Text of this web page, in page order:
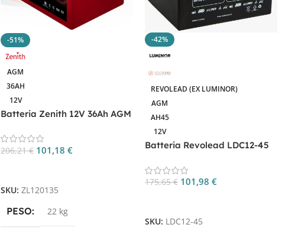
-51%
AGM
36AH
12V
Batteria Zenith 12V 36Ah AGM
206,21€ 101,18€
SKU:ZL120135
PESO 22 kg
-42%
REVOLEAD (EX LUMINOR)
AGM
AH45
12V
Batteria Revolead LDC12-45
175,65€ 101,98€
SKU: LDC12-45